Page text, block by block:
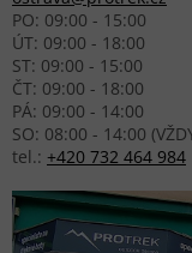
PO: 09:00 - 15:00
ÚT: 09:00 - 18:00
ST: 09:00 - 15:00
ČT: 09:00 - 18:00
PÁ: 09:00 - 14:00
SO: 08:00 - 14:00
tel.: +420 732 464 984